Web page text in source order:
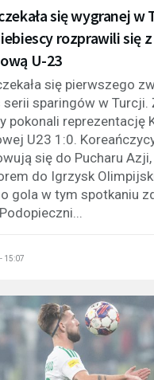
się wygranej w
rozprawili się
U-23
się pierwszego
sparingów w Turcji.
pokonali reprezentację
U23 1:0.
się do Pucharu
do Igrzysk
gola w tym spotkaniu
15:07